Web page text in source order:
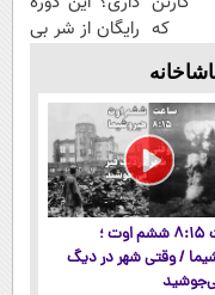
که
شد.
رایگان از شر بی
ساعت ۸:۱۵ ششم اوت ؛
/ وقتی شهر در دیگ